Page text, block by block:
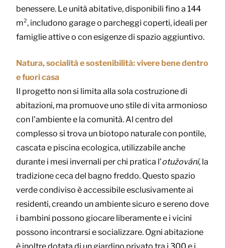
benessere. Le unità abitative, disponibili fino a 144
m², includono garage o parcheggi coperti, ideali per
famiglie attive o con esigenze di spazio aggiuntivo.
Natura, socialità e sostenibilità: vivere bene dentro
e fuori casa
Il progetto non si limita alla sola costruzione di
abitazioni, ma promuove uno stile di vita armonioso
con l’ambiente e la comunità. Al centro del
complesso si trova un biotopo naturale con pontile,
cascata e piscina ecologica, utilizzabile anche
durante i mesi invernali per chi pratica l’otužování, la
tradizione ceca del bagno freddo. Questo spazio
verde condiviso è accessibile esclusivamente ai
residenti, creando un ambiente sicuro e sereno dove
i bambini possono giocare liberamente e i vicini
possono incontrarsi e socializzare. Ogni abitazione